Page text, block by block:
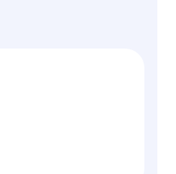
scénarios liés aux